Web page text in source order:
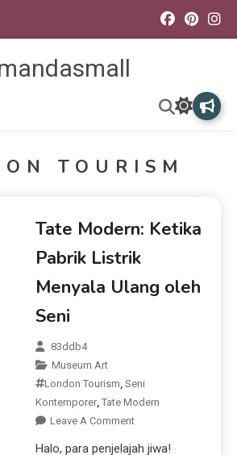
TOURISM
Tate Modern: Ketika
Pabrik Listrik
Menyala Ulang oleh
Seni
83ddb4
Museum Art
London Tourism,Seni
Kontemporer,Tate Modern
Leave A Comment
Halo, para penjelajah jiwa!